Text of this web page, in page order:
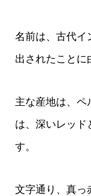
名前は、古代イ
出されたことに
主な産地は、ペ
は、深いレッド
す。
文字通り、真っ